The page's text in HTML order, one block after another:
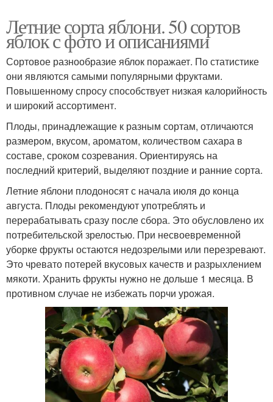
Летние сорта яблони. 50 сортов
яблок с фото и описаниями
Сортовое разнообразие яблок поражает. По статистике
они являются самыми популярными фруктами.
Повышенному спросу способствует низкая калорийность
и широкий ассортимент.
Плоды, принадлежащие к разным сортам, отличаются
размером, вкусом, ароматом, количеством сахара в
составе, сроком созревания. Ориентируясь на
последний критерий, выделяют поздние и ранние сорта.
Летние яблони плодоносят с начала июля до конца
августа. Плоды рекомендуют употреблять и
перерабатывать сразу после сбора. Это обусловлено их
потребительской зрелостью. При несвоевременной
уборке фрукты остаются недозрелыми или перезревают.
Это чревато потерей вкусовых качеств и разрыхлением
мякоти. Хранить фрукты нужно не дольше 1 месяца. В
противном случае не избежать порчи урожая.